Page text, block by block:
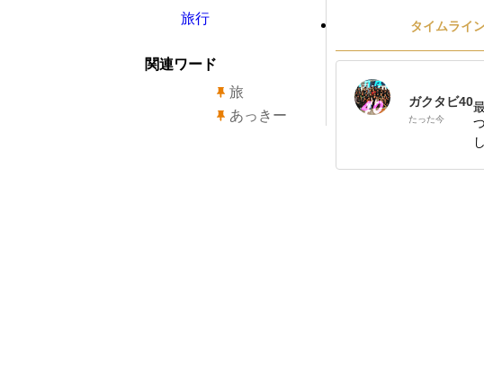
タイムライ
ガクタビ40
たった今
旅行
関連ワード
旅
あっきー